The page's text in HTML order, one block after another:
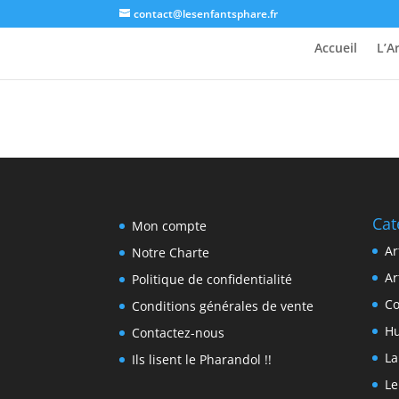
contact@lesenfantsphare.fr
Accueil
Mon compte
Notre Charte
Politique de confidentialité
Conditions générales de vente
Contactez-nous
Ils lisent le Pharandol !!